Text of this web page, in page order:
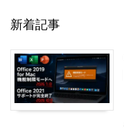
新着記事